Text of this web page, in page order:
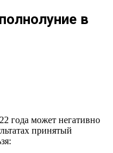
в
года может негативно
принятый